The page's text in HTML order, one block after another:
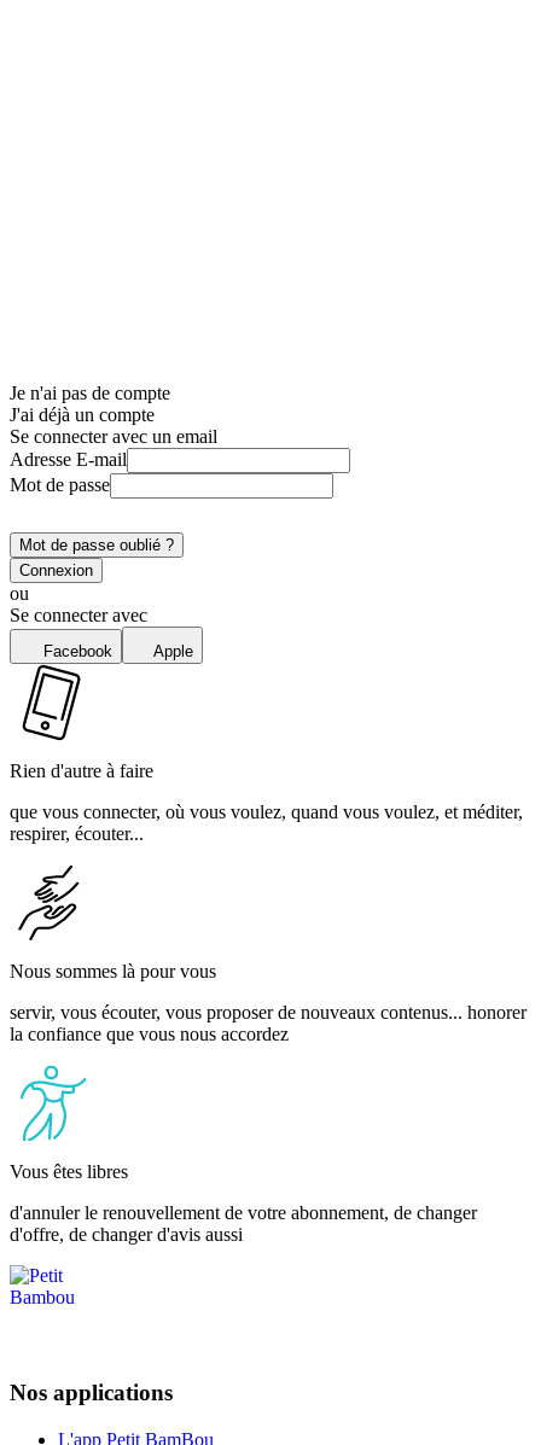
Je n'ai pas de compte
J'ai déjà un compte
Se connecter avec un email
Adresse E-mail
Mot de passe
Mot de passe oublié ?
Connexion
ou
Se connecter avec
Facebook Apple
Rien d'autre à faire
que vous connecter, où vous voulez, quand vous voulez, et méditer,
respirer, écouter...
Nous sommes là pour vous
servir, vous écouter, vous proposer de nouveaux contenus... honorer
la confiance que vous nous accordez
Vous êtes libres
d'annuler le renouvellement de votre abonnement, de changer
d'offre, de changer d'avis aussi
Nos applications
L'app Petit BamBou